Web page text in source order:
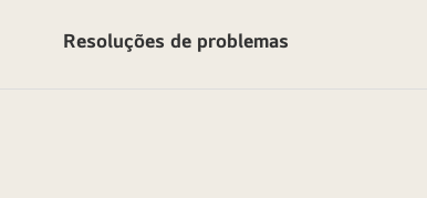
Resoluções de problemas